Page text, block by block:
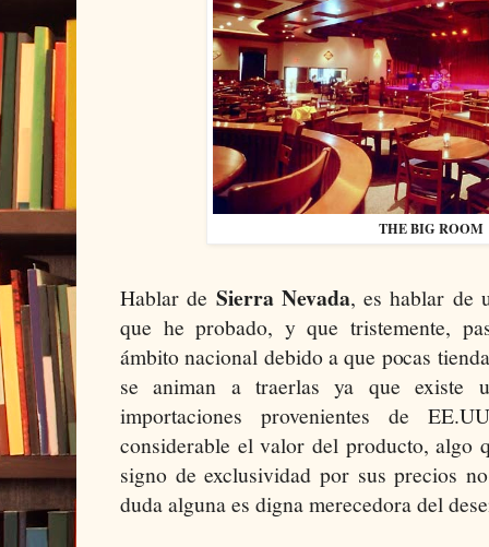
THE BIG ROOM
Hablar de Sierra Nevada, es hablar de
que he probado, y que tristemente,
ámbito nacional debido a que pocas
se animan a traerlas ya que existe
importaciones provenientes de
considerable el valor del producto, algo
signo de exclusividad por sus precios
duda alguna es digna merecedora del